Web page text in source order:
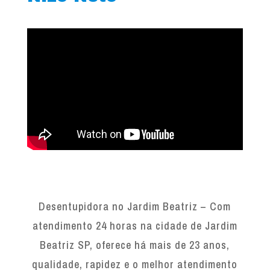
Desentupidora no Jardim Beatriz – Com
atendimento 24 horas na cidade de Jardim
Beatriz SP, oferece há mais de 23 anos,
qualidade, rapidez e o melhor atendimento